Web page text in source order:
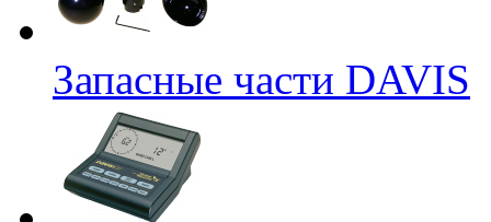
Запасные части DAVIS